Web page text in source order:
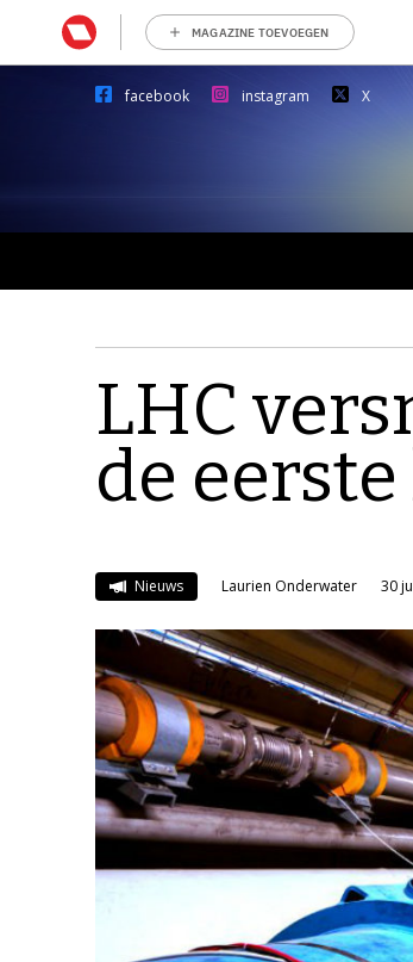
MAGAZINE TOEVOEGEN
facebook instagram X
LHC
de
Nieuws Laurien Onderwater 30